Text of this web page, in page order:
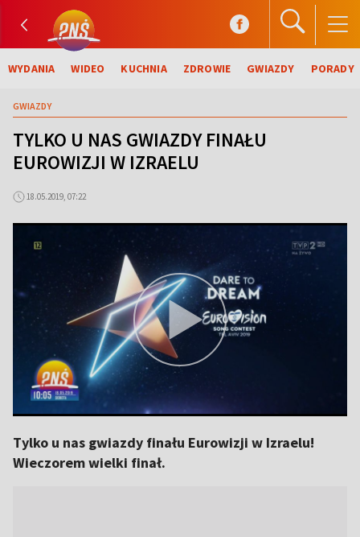
WYDANIA WIDEO KUCHNIA ZDROWIE GWIAZDY PORADY
GWIAZDY
TYLKO U NAS GWIAZDY FINAŁU
EUROWIZJI W IZRAELU
18.05.2019, 07:22
Tylko u nas gwiazdy finału Eurowizji w Izraelu!
Wieczorem wielki finał.